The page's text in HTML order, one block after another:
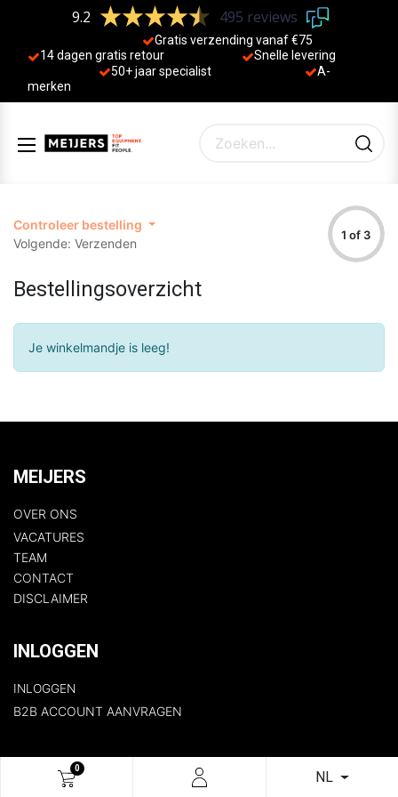
0
NL
9.2 495 reviews
Gratis verzending vanaf €75
14 dagen gratis retour
Sne lle levering
50+ jaar specialist
A-
merken
Controleer bestelling
Volgende: Verzenden
1 of 3
Bestellingsoverzicht
Je winkelmandje is leeg!
MEIJERS
OVER ONS
VACATURES
TEAM
CONTACT
DISCLAIMER​
INLOGGEN
INLOGGEN
B2B ACCOUNT AANVRAGEN
SNEL NAAR